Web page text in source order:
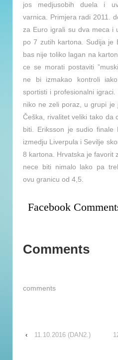
jos medjusobih duela i
varnica. Primjera radi 2011.
za Euro igrali su dva meca i
po 7 zutih kartona. Sudija je
bas nije toliko lagan na
ce se morati postaviti
ne bi izmakao kontroli
sportisti i profesionalni igraci.
niko ne zeli poraz, u grupi je
Češka, rivalitet veliki tako da
biti. Eriksson je sudio finale
izmedju Liverpula i Sevilje
8 kartona. Hrvatska je favorit
nece biti nimalo lako pa
ovu granicu od 4,5.
Facebook
Comments
comments
‹ 11.10.2016 (DAN2.)